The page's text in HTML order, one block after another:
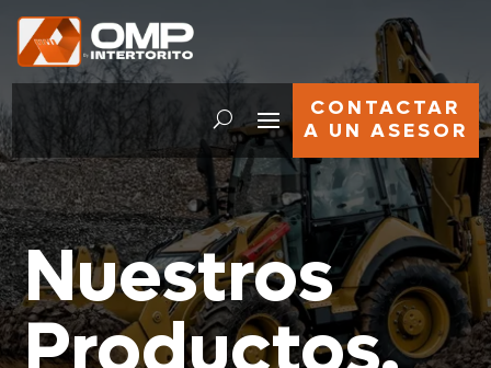
CONTACTAR
A UN ASESOR
Nuestros